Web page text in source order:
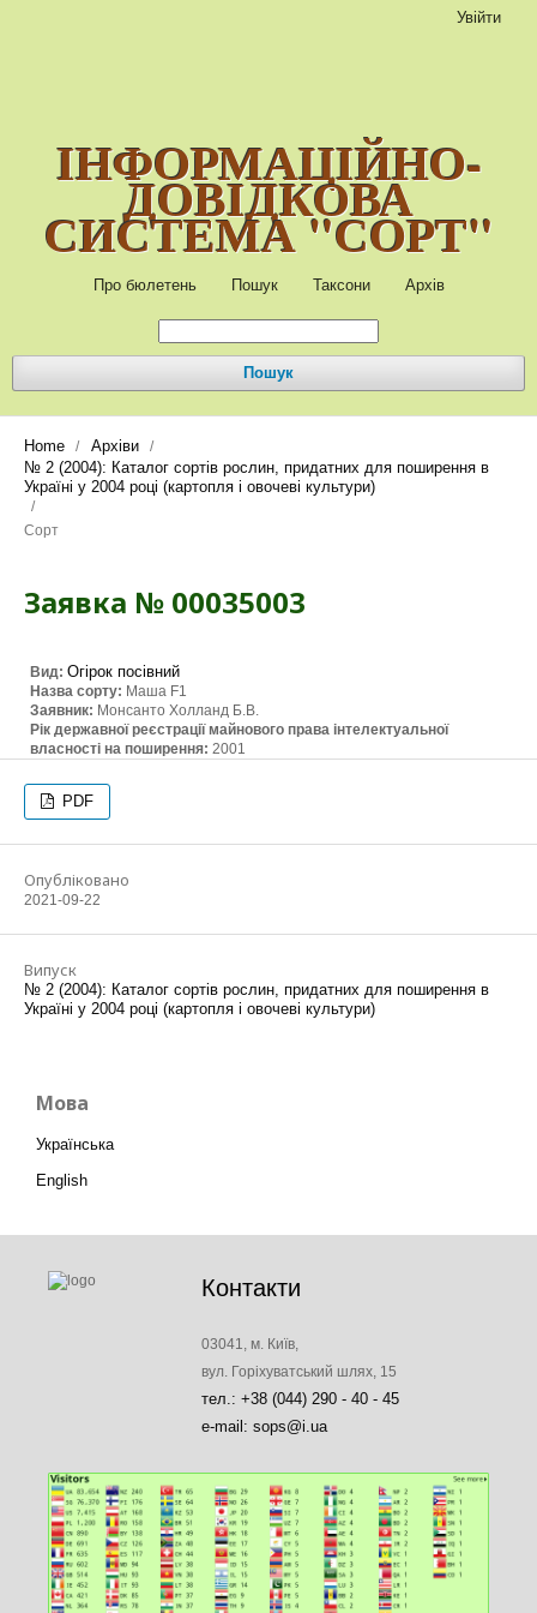
ІНФОРМАЦІЙНО-
ДОВІДКОВА
СИСТЕМА "СОРТ"
Про бюлетень Пошук Таксони Архів
Пошук
Увійти
Home / Архіви /
№ 2 (2004): Каталог сортів рослин, придатних для поширення в
Україні у 2004 році (картопля і овочеві культури)
/
Сорт
Заявка № 00035003
Вид: Огірок посівний
Назва сорту: Маша F1
Заявник: Монсанто Холланд Б.В.
Рік державної реєстрації майнового права інтелектуальної
власності на поширення: 2001
PDF
Опубліковано
2021-09-22
Випуск
№ 2 (2004): Каталог сортів рослин, придатних для поширення в
Україні у 2004 році (картопля і овочеві культури)
Мова
Українська
English
Контакти
03041, м. Київ,
вул. Горіхуватський шлях, 15
тел.: +38 (044) 290 - 40 - 45
e-mail: sops@i.ua